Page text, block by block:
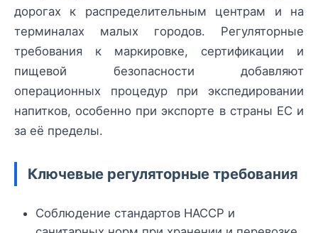
дорогах к распределительным центрам и на
терминалах малых городов. Регуляторные
требования к маркировке, сертификации и
пищевой безопасности добавляют
операционных процедур при экспедировании
напитков, особенно при экспорте в страны ЕС и
за её пределы.
Ключевые регуляторные требования
Соблюдение стандартов HACCP и